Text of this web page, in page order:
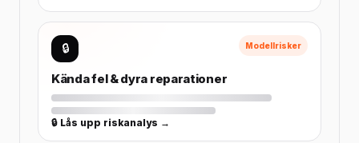
🔒 Modellrisker
Kända fel & dyra reparationer
🔒 Lås upp riskanalys →